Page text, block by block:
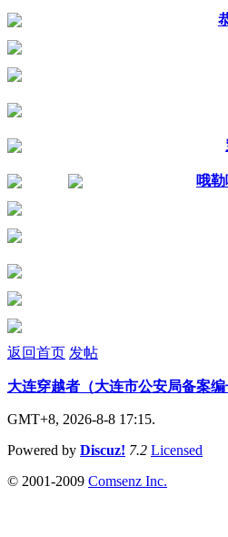
哦
返回首页 发帖
大连穿越者（大连市公安局备案编
GMT+8, 2026-8-8 17:15.
Powered by Discuz! 7.2 Licensed
© 2001-2009 Comsenz Inc.